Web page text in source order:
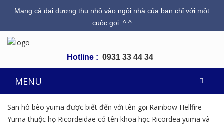
Mang cả đại dương thu nhỏ vào ngôi nhà của bạn chỉ với một
cuộc gọi ^.^
Hotline : 0931 33 44 34
MENU
San hô bèo yuma được biết đến với tên gọi Rainbow Hellfire
Yuma thuộc họ Ricordeidae có tên khoa học Ricordea yuma và